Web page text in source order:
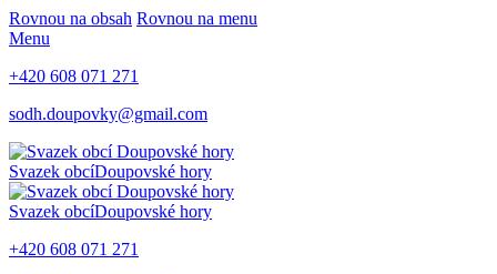
Rovnou na obsah Rovnou na menu
Menu
+420 608 071 271
sodh.doupovky@gmail.com
Svazek obcíDoupovské hory
Svazek obcíDoupovské hory
+420 608 071 271